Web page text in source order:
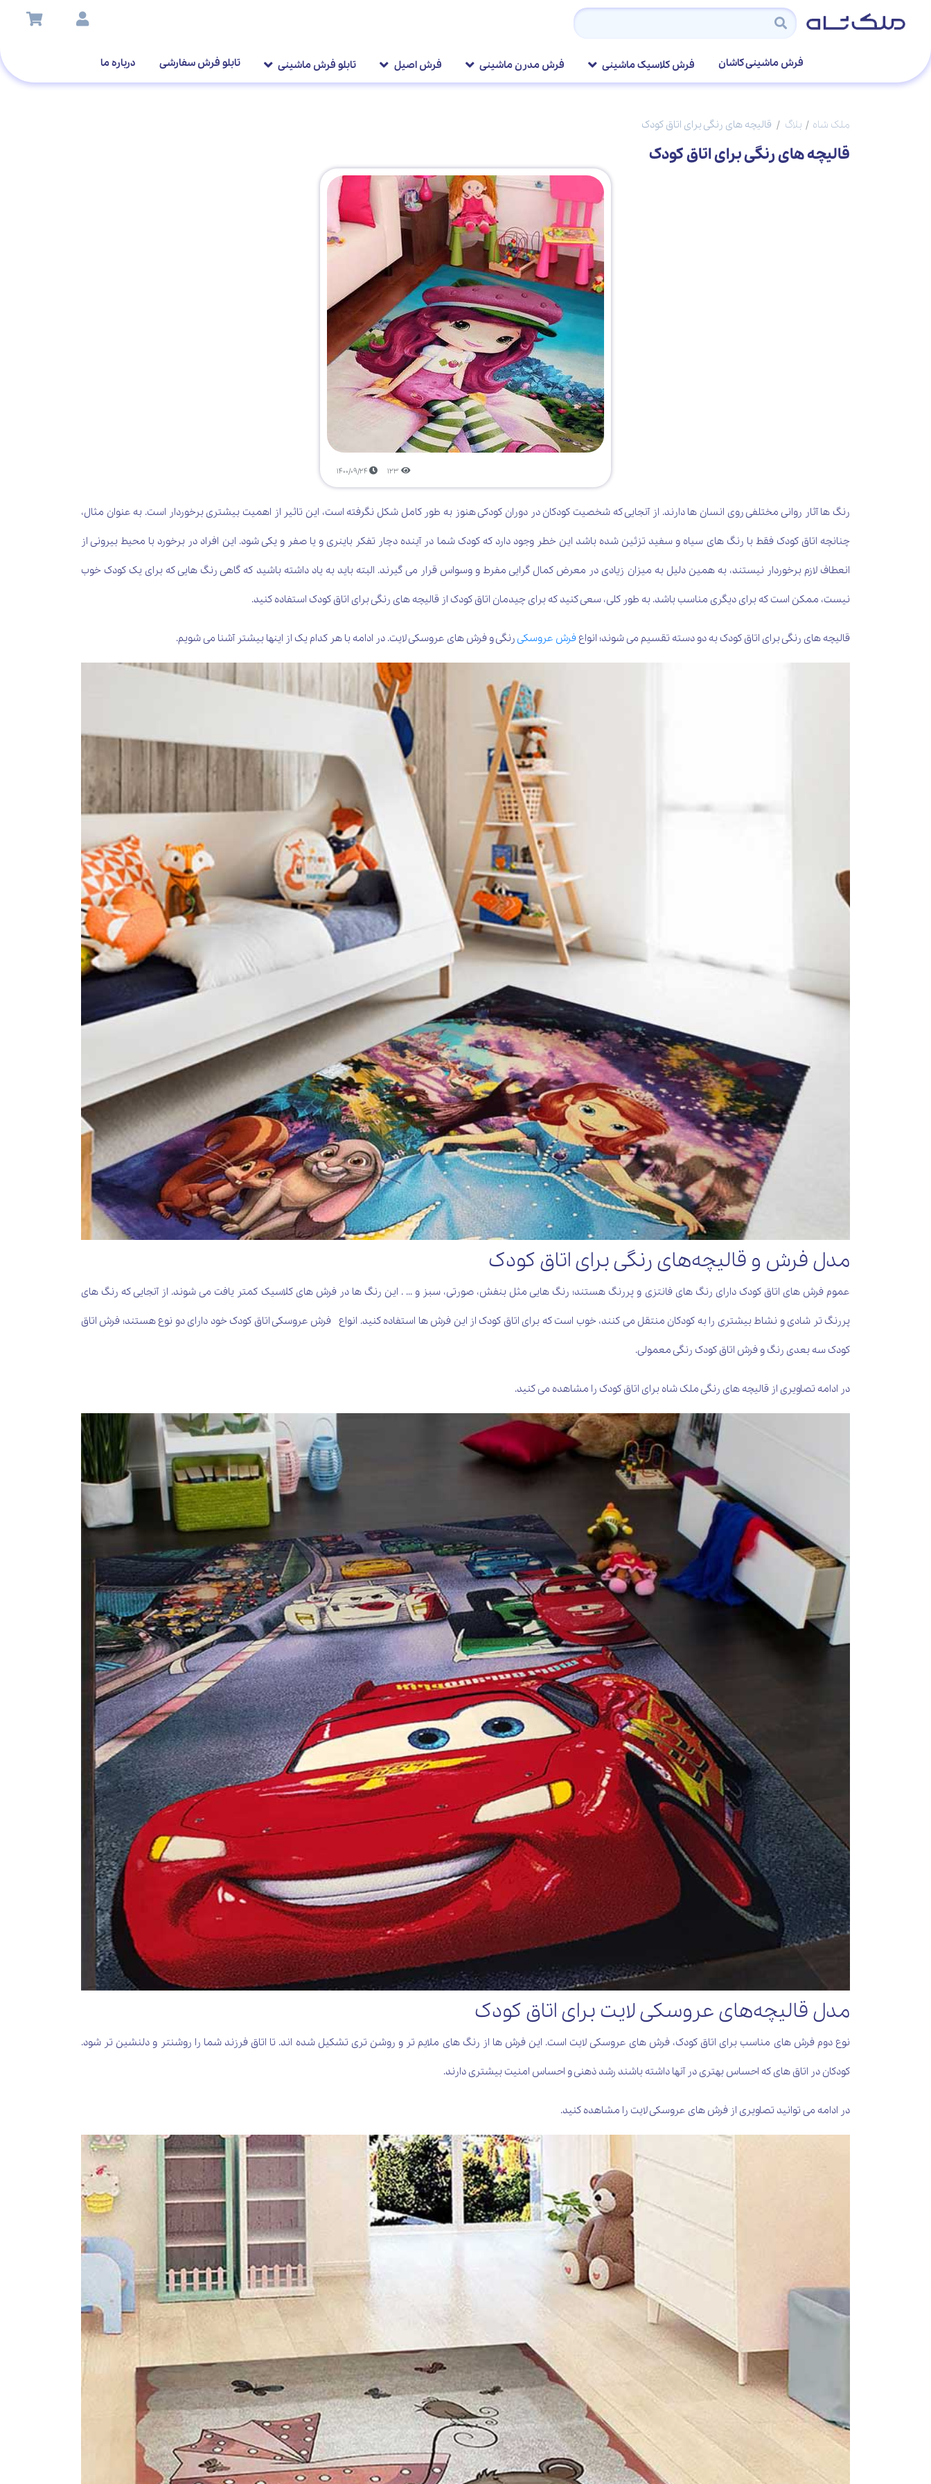
فرش ماشینی کاشان فرش کلاسیک ماشینی فرش مدرن ماشینی فرش اصیل تابلو فرش ماشینی تابلو فرش سفارشی درباره ما
ملک شاه بلاگ قالیچه های رنگی برای اتاق کودک
قالیچه های رنگی برای اتاق کودک
1400/09/24
رنگ ها آثار روانی مختلفی روی انسان ها دارند. از آنجایی که شخصیت کودکان در دوران کودکی هنوز به طور کامل شکل نگرفته است، این تاثیر از اهمیت بیشتری برخوردار است. به عنوان مثال،
چنانچه اتاق کودک فقط با رنگ های سیاه و سفید تزئین شده باشد این خطر وجود دارد که کودک شما در آینده دچار تفکر باینری و یا صفر و یکی شود. این افراد در برخورد با محیط بیرونی از
انعطاف لازم برخوردار نیستند، به همین دلیل به میزان زیادی در معرض کمال گرایی مفرط و وسواس قرار می گیرند. البته باید به یاد داشته باشید که گاهی رنگ هایی که برای یک کودک خوب
نیست، ممکن است که برای دیگری مناسب باشد. به طور کلی، سعی کنید که برای چیدمان اتاق کودک از قالیچه های رنگی برای اتاق کودک استفاده کنید.
قالیچه های رنگی برای اتاق کودک به دو دسته تقسیم می شوند؛ انواع فرش عروسکیرنگی و فرش های عروسکی لایت. در ادامه با هر کدام یک از اینها بیشتر آشنا می شویم.
مدل فرش و قالیچه‌های رنگی برای اتاق کودک
عموم فرش های اتاق کودک دارای رنگ های فانتزی و پررنگ هستند؛ رنگ هایی مثل بنفش، صورتی، سبز و ... . این رنگ ها در فرش های کلاسیک کمتر یافت می شوند. از آنجایی که رنگ های
پررنگ تر شادی و نشاط بیشتری را به کودکان منتقل می کنند، خوب است که برای اتاق کودک از این فرش ها استفاده کنید. انواع فرش عروسکی اتاق کودک خود دارای دو نوع هستند؛ فرش اتاق
کودک سه بعدی رنگ و فرش اتاق کودک رنگی معمولی.
در ادامه تصاویری از قالیچه های رنگی ملک شاه برای اتاق کودک را مشاهده می کنید.
مدل قالیچه‌های عروسکی لایت برای اتاق کودک
نوع دوم فرش های مناسب برای اتاق کودک، فرش های عروسکی لایت است. این فرش ها از رنگ های ملایم تر و روشن تری تشکیل شده اند. تا اتاق فرزند شما را روشنتر و دلنشین تر شود.
کودکان در اتاق های که احساس بهتری در آنها داشته باشند رشد ذهنی و احساس امنیت بیشتری دارند.
در ادامه می توانید تصاویری از فرش های عروسکی لایت را مشاهده کنید.